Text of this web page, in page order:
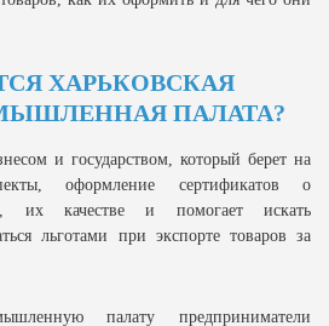
ХАРЬКОВСКАЯ
ПАЛАТА?
и государством, который берет на
оформление сертификатов о
их качестве и помогает искать
льготами при экспорте товаров за
палату предприниматели